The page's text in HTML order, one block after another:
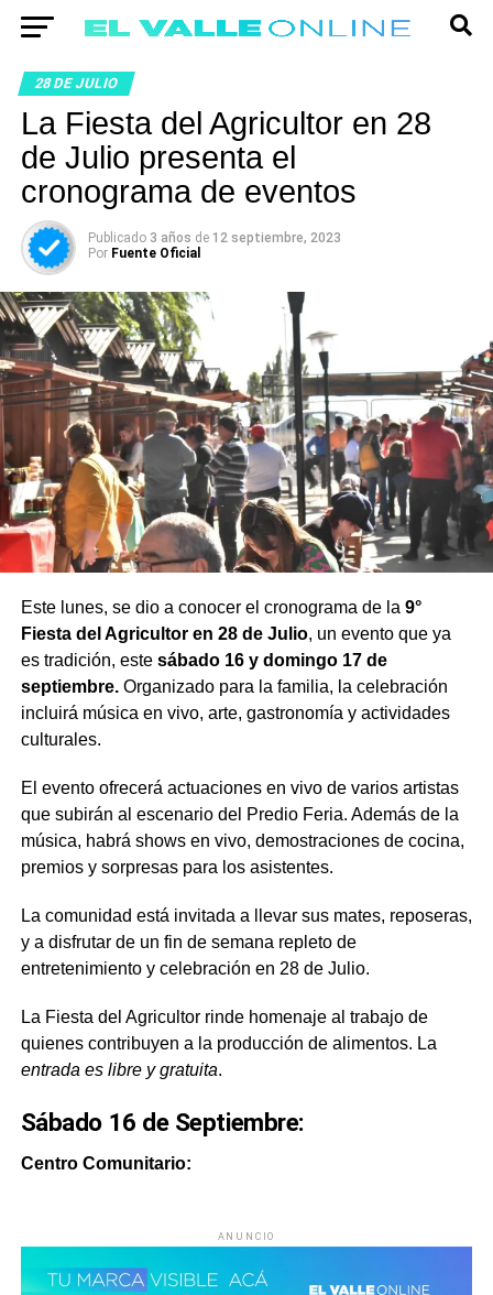
28 DE JULIO
La Fiesta del Agricultor en 28
de Julio presenta el
cronograma de eventos
Publicado 3 años de 12 septiembre, 2023
Por Fuente Oficial
Este lunes, se dio a conocer el cronograma de la 9°
Fiesta del Agricultor en 28 de Julio, un evento que ya
es tradición, este sábado 16 y domingo 17 de
septiembre.Organizado para la familia, la celebración
incluirá música en vivo, arte, gastronomía y actividades
culturales.
El evento ofrecerá actuaciones en vivo de varios artistas
que subirán al escenario del Predio Feria. Además de la
música, habrá shows en vivo, demostraciones de cocina,
premios y sorpresas para los asistentes.
La comunidad está invitada a llevar sus mates, reposeras,
y a disfrutar de un fin de semana repleto de
entretenimiento y celebración en 28 de Julio.
La Fiesta del Agricultor rinde homenaje al trabajo de
quienes contribuyen a la producción de alimentos. La
entrada es libre y gratuita.
Sábado 16 de Septiembre:
Centro Comunitario:
ANUNCIO